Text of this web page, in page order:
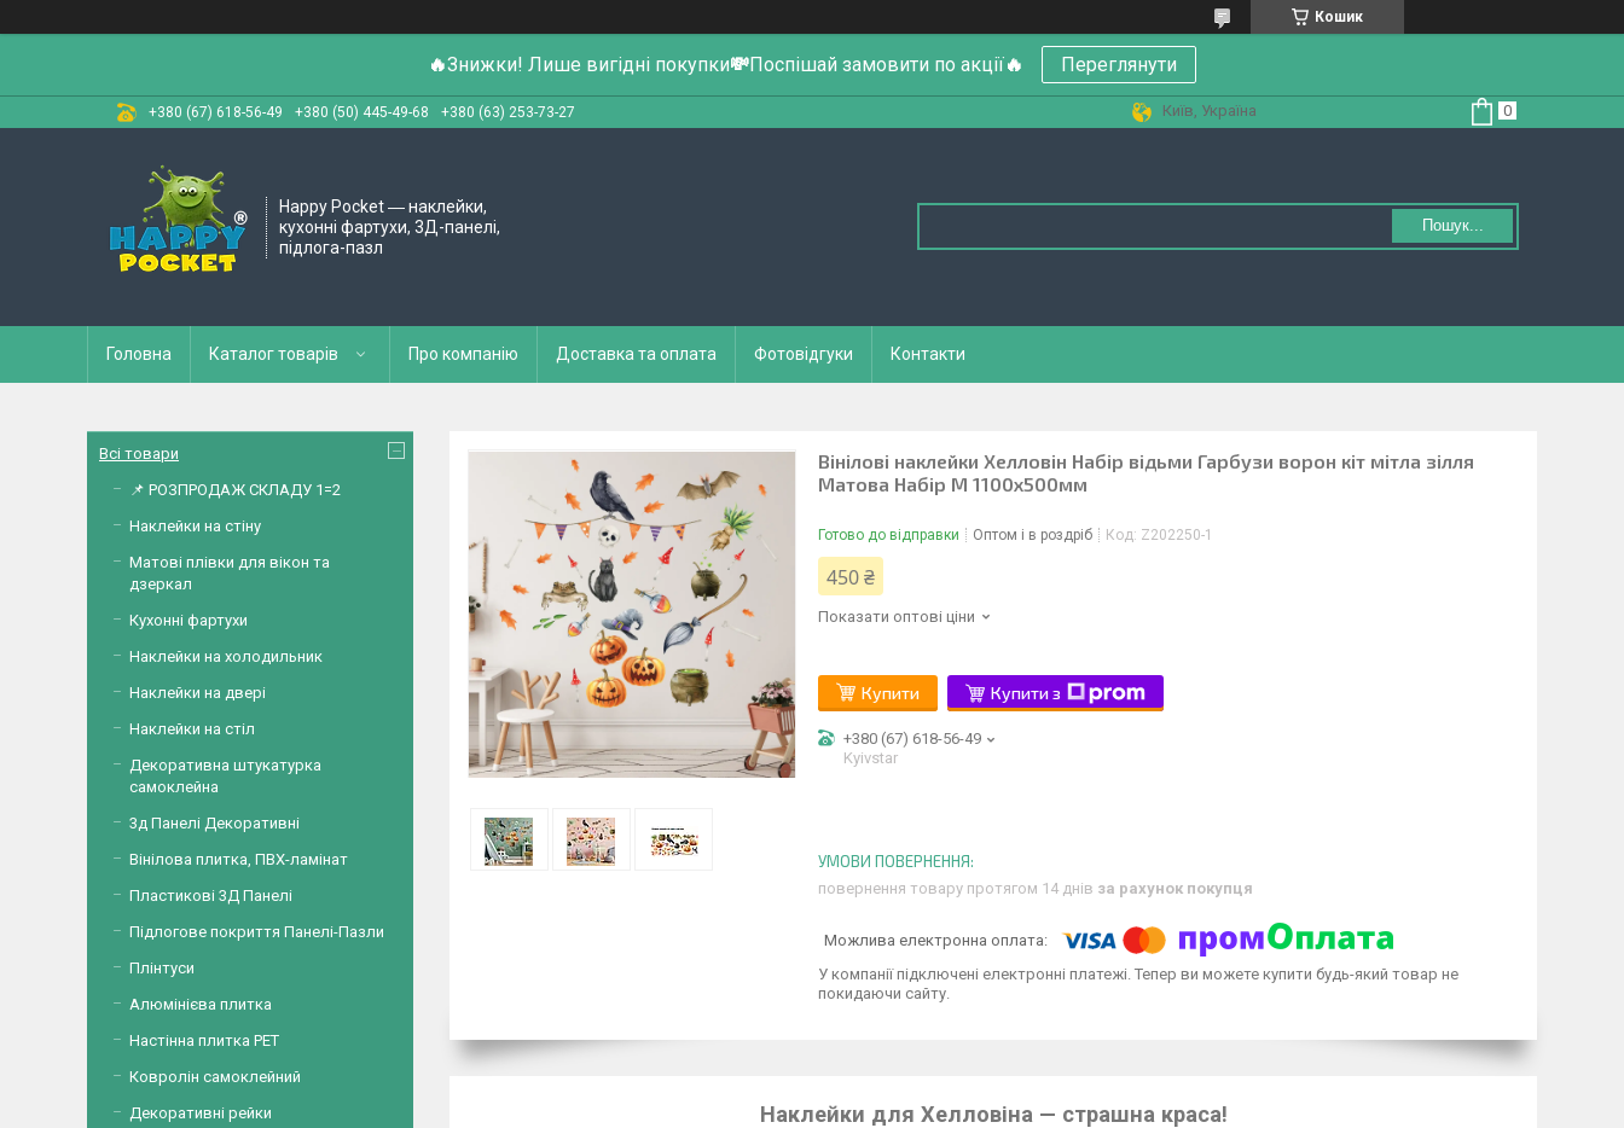
Кошик
🔥Знижки! Лише вигідні покупки💸Поспішай замовити по акції🔥 Переглянути
+380 (67) 618-56-49 +380 (50) 445-49-68 +380 (63) 253-73-27 Київ, Україна
Happy Pocket ― наклейки,
кухонні фартухи, 3Д-панелі,
підлога-пазл
Пошук...
Головна Каталог товарів Про компанію Доставка та оплата Фотовідгуки Контакти
Вінілові наклейки Хелловін Набір відьми Гарбузи ворон кіт мітла зілля
Матова Набір М 1100х500мм
Готово до відправки Оптом і в роздріб Код: Z202250-1
450 ₴
Показати оптові ціни
Купити Купити з
+380 (67) 618-56-49
Kyivstar
повернення товару протягом 14 днів за рахунок покупця
У компанії підключені електронні платежі. Тепер ви можете купити будь-який товар не
покидаючи сайту.
Наклейки для Хелловіна — страшна краса!
Всі товари
📌 РОЗПРОДАЖ СКЛАДУ 1=2
Наклейки на стіну
Матові плівки для вікон та
дзеркал
Кухонні фартухи
Наклейки на холодильник
Наклейки на двері
Наклейки на стіл
Декоративна штукатурка
самоклейна
3д Панелі Декоративні
Вінілова плитка, ПВХ-ламінат
Пластикові 3Д Панелі
Підлогове покриття Панелі-Пазли
Плінтуси
Алюмінієва плитка
Настінна плитка PET
Ковролін самоклейний
Декоративні рейки